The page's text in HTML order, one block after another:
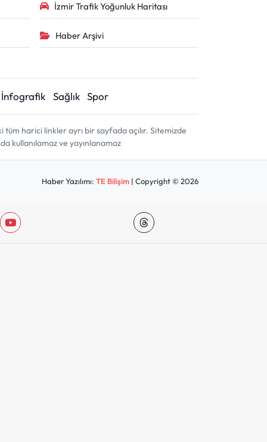
İzmir Trafik Yoğunluk Haritası
Haber Arşivi
İnfografik Sağlık Spor
harici linkler ayrı bir sayfada açılır. Sitemizde
kullanılamaz ve yayınlanamaz
Haber Yazılımı:TE Bilişim | Copyright © 2026